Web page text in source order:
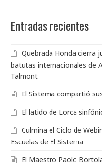
Entradas recientes
Quebrada Honda cierra
batutas internacionales de
Talmont
El Sistema compartió
El latido de Lorca
Culmina el Ciclo de
Escuelas de El Sistema
El Maestro Paolo